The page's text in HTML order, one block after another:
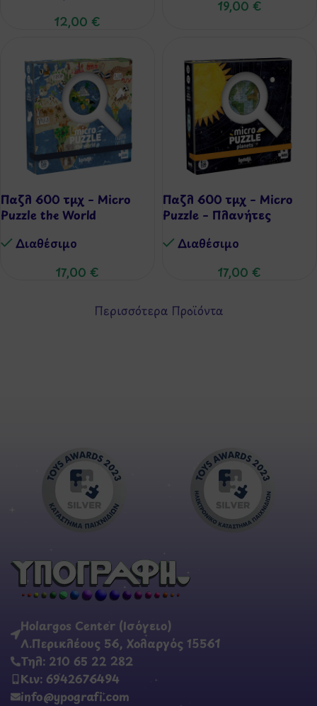
12,00 €
19,00 €
Παζλ 600 τμχ – Micro
Puzzle the World
Διαθέσιμo
17,00 €
Παζλ 600 τμχ – Micro
Puzzle – Πλανήτες
Διαθέσιμo
17,00 €
Περισσότερα Προϊόντα
Holargos Center (Ισόγειο)
Λ.Περικλέους 56, Χολαργός 15561
Τηλ: 210 65 22 282
Κιν: 6942676494
info@ypografi.com